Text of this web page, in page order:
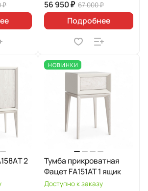
₽ 56 950 ₽ 67 000 ₽
Подробнее
2
НОВИНКИ
Тумба прикроватная
Фацет FA151AT 1 ящик
Доступно к заказу